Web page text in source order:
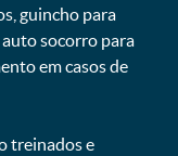
guincho para
socorro para
em casos de
treinados e